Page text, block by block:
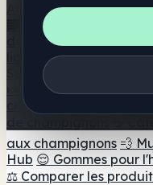
Annuaire
🏢 Répertoire des
de tête 🔮 Smartshop
Suppléments
🍬 Gommes aux
champignons
aux champignons 💨
Hub 😌 Gommes pour
⚖️ Comparer les